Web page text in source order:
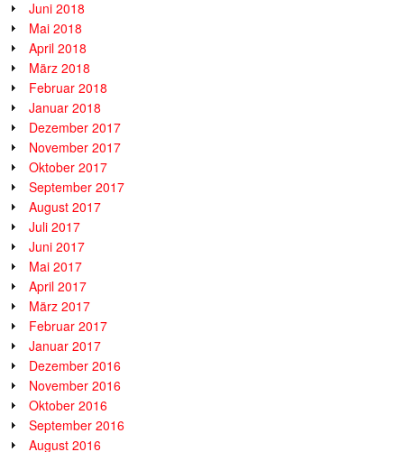
Juni 2018
Mai 2018
April 2018
März 2018
Februar 2018
Januar 2018
Dezember 2017
November 2017
Oktober 2017
September 2017
August 2017
Juli 2017
Juni 2017
Mai 2017
April 2017
März 2017
Februar 2017
Januar 2017
Dezember 2016
November 2016
Oktober 2016
September 2016
August 2016